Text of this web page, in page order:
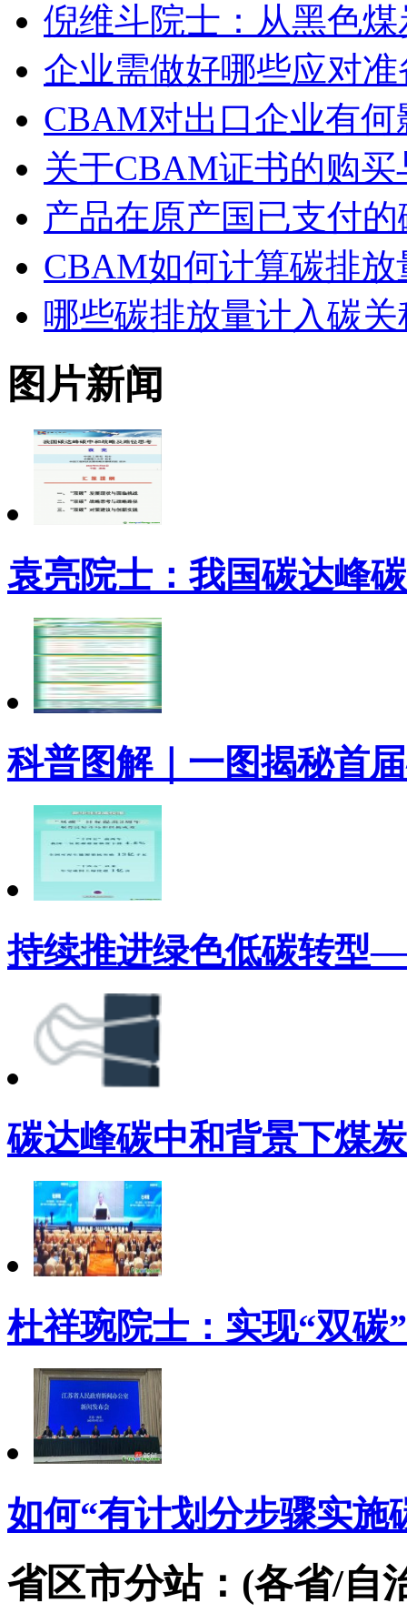
倪维斗院士：从黑色
企业需做好哪些应对
CBAM对出口企业有何
关于CBAM证书的购
产品在原产国已支付
CBAM如何计算碳排放
哪些碳排放量计入碳
图片新闻
袁亮院士：我国碳达峰
科普图解｜一图揭秘首
持续推进绿色低碳转型
碳达峰碳中和背景下煤
杜祥琬院士：实现“双碳
如何“有计划分步骤实施
省区市分站：(各省/自